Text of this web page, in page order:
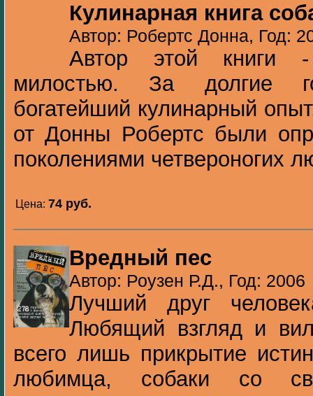
Кулинарная книга
Автор: Робертс Донна, Год:
Автор этой книги
милостью. За долгие
богатейший кулинарный
от Донны Робертс были
поколениями четвероногих
Цена: 74 pуб.
Вредный пес
Автор: Роузен Р.Д., Год: 2006
Лучший друг
Любящий взгляд и
всего лишь прикрытие
любимца, собаки со